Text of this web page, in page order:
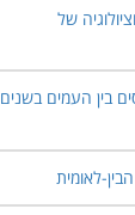
של
בין העמים בשנים
לאומית